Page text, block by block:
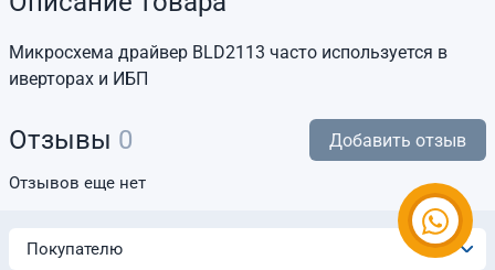
Микросхема драйвер BLD2113 часто используется в
иверторах и ИБП
Отзывы 0 Добавить отзыв
Отзывов еще нет
Покупателю